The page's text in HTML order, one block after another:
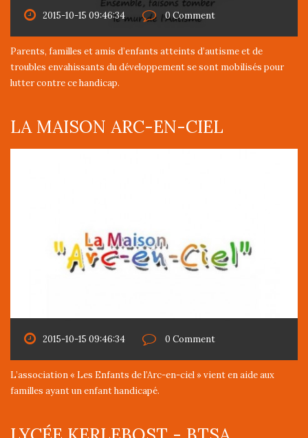
2015-10-15 09:46:34 0 Comment
Parents, familles et amis d’enfants atteints d’autisme et de
troubles envahissants du développement se sont mobilisés pour
lutter contre ce handicap.
LA MAISON ARC-EN-CIEL
2015-10-15 09:46:34 0 Comment
L’association « Les Enfants de l’Arc-en-ciel » vient en aide aux
familles ayant un enfant handicapé.